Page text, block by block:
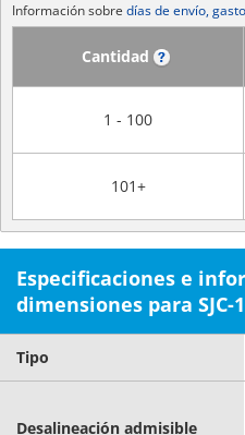
Información sobre días de envío,
Cantidad
1 - 100
101+
Especificaciones e
dimensiones para SJC-
Tipo
Desalineación admisible